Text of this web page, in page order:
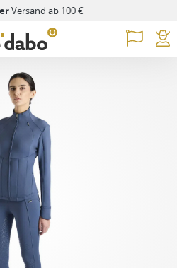
Versand ab 100 €